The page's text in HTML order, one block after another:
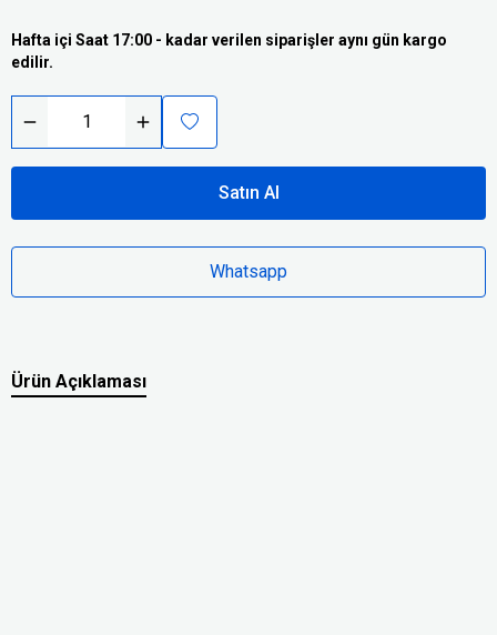
Hafta içi Saat 17:00 - kadar verilen siparişler aynı gün kargo
edilir.
Satın Al
Whatsapp
Ürün Açıklaması